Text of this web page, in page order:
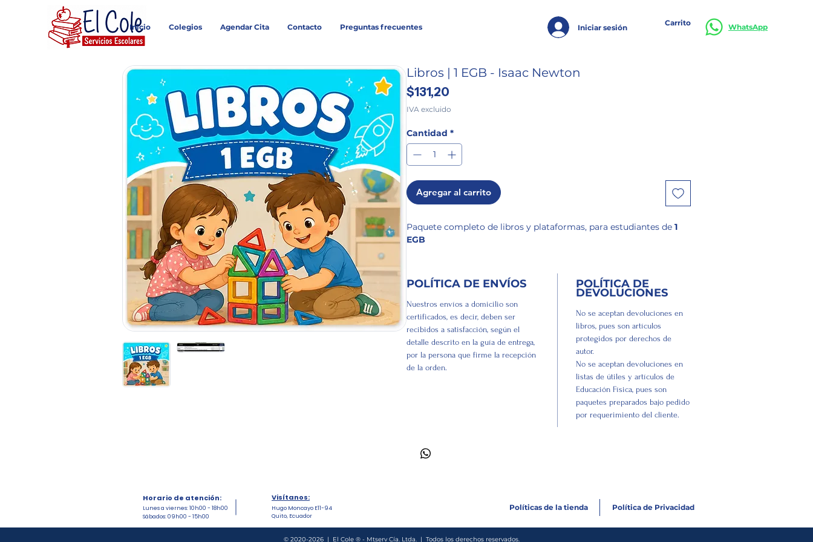
Inicio Colegios Agendar Cita Contacto Preguntas frecuentes Iniciar sesión Carrito WhatsApp
Libros | 1 EGB - Isaac Newton
$131,20
IVA excluido
Cantidad *
Agregar al carrito
Paquete completo de libros y plataformas, para estudiantes de 1
EGB
POLÍTICA DE ENVÍOS
Nuestros envíos a domicilio son
certificados, es decir, deben ser
recibidos a satisfacción, según el
detalle descrito en la guía de entrega,
por la persona que firme la recepción
de la orden.
POLÍTICA DE
DEVOLUCIONES
No se aceptan devoluciones en
libros, pues son artículos
protegidos por derechos de
autor.
No se aceptan devoluciones en
listas de útiles y artículos de
Educación Física, pues son
paquetes preparados bajo pedido
por requerimiento del cliente.
Horario de atención:
Lunes a viernes: 10h00 - 18h00
Sábados: 09h00 - 15h00
Visítanos:
Hugo Moncayo E11-94
Quito, Ecuador
Políticas de la tienda Política de Privacidad
© 2020-2026 | El Cole ® - Mtserv Cía. Ltda. | Todos los derechos reservados.